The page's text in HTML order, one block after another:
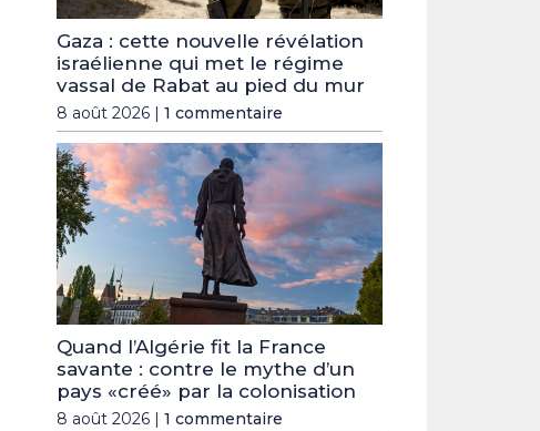
Gaza : cette nouvelle révélation
israélienne qui met le régime
vassal de Rabat au pied du mur
8 août 2026 | 1 commentaire
Quand l’Algérie fit la France
savante : contre le mythe d’un
pays «créé» par la colonisation
8 août 2026 | 1 commentaire